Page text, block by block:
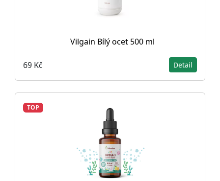
Vilgain Bílý ocet 500 ml
69 Kč Detail
TOP